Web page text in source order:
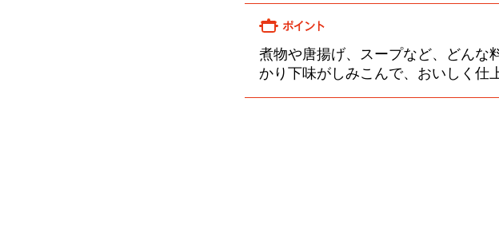
煮物や唐揚げ、スープなど、どんな
かり下味がしみこんで、おいしく仕